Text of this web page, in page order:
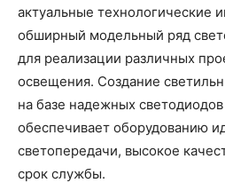
актуальные технологические
обширный модельный ряд
для реализации различных
освещения. Создание
на базе надежных
обеспечивает оборудованию
светопередачи, высокое
срок службы.